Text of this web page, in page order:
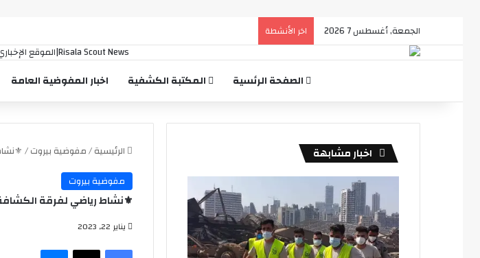
الجمعة, أغسطس 7 2026 اخر الأنشطة
الصفحة الرئسية المكتبة الكشفية اخبار المفوضية العامة
الرئيسية/مفوضية بيروت/
مفوضية بيروت
⚜️نشاط رياضي لفرقة
يناير 22, 2023
فيسبوك
‫X ماسنجر
اخبار مشابهة